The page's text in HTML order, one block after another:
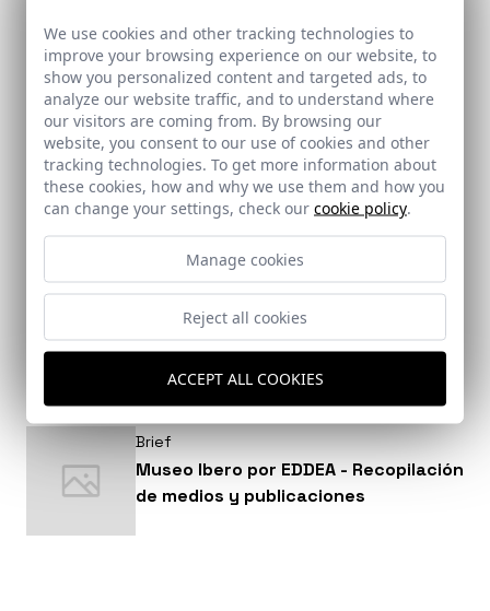
mejores fotógrafos de arquitectura
Brief
Entrevista a Fernando Alda en la
La revista boliviana de arquitectura, diseño
Fernando Alda. Link a la entrevista completa
Brief
Museo Ibero por EDDEA - Recopilación
de medios y publicaciones
We use cookies and other tracking technologies to
improve your browsing experience on our website, to
show you personalized content and targeted ads, to
analyze our website traffic, and to understand where
our visitors are coming from. By browsing our
website, you consent to our use of cookies and other
tracking technologies. To get more information about
these cookies, how and why we use them and how you
can change your settings, check our cookie policy.
Manage cookies
Reject all cookies
ACCEPT ALL COOKIES